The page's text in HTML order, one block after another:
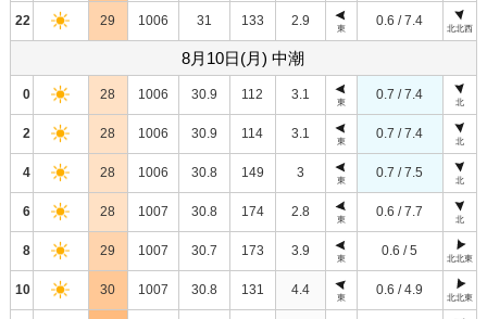
22 29 1006 31 133 2.9
東
0.6 / 7.4
北北西
8月10日(月) 中潮
0 28 1006 30.9 112 3.1
東
0.7 / 7.4
北
2 28 1006 30.9 114 3.1
東
0.7 / 7.4
北
4 28 1006 30.8 149 3
東
0.7 / 7.5
北
6 28 1007 30.8 174 2.8
東
0.6 / 7.7
北
8 29 1007 30.7 173 3.9
東
0.6 / 5
北北東
10 30 1007 30.8 131 4.4
東
0.6 / 4.9
北北東